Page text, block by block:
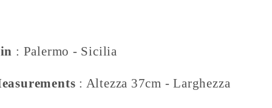
: Palermo - Sicilia
: Altezza 37cm - Larghezza